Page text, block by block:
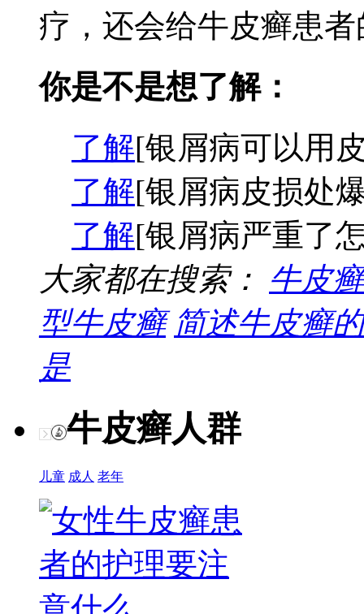
疗，还会给牛皮癣患
你是不是想了解：
了解[银屑病可以用
了解[银屑病皮损处
了解[银屑病严重了
大家都在搜索： 牛皮
型牛皮癣 简述牛皮癣
是
牛皮癣人群
儿童 成人 老年